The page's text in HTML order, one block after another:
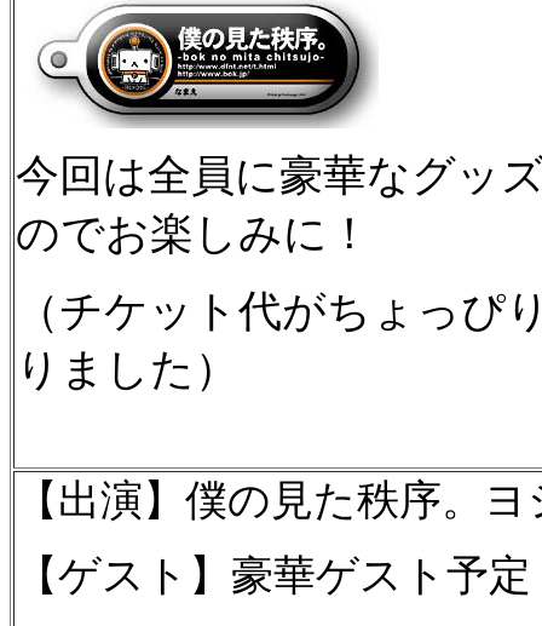
今回は全員に豪華なグッ
のでお楽しみに！
（チケット代がちょっぴ
りました）
【出演】僕の見た秩序。
【ゲスト】豪華ゲスト予定